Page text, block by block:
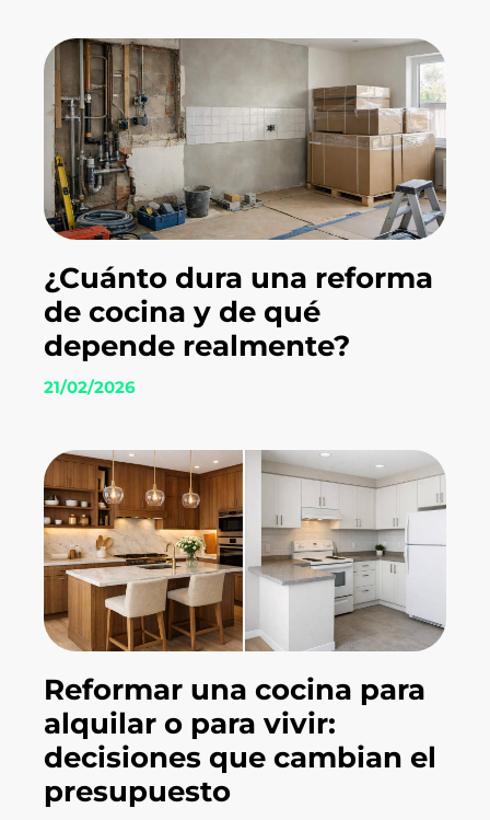
¿Cuánto dura una reforma
de cocina y de qué
depende realmente?
21/02/2026
Reformar una cocina para
alquilar o para vivir:
decisiones que cambian el
presupuesto